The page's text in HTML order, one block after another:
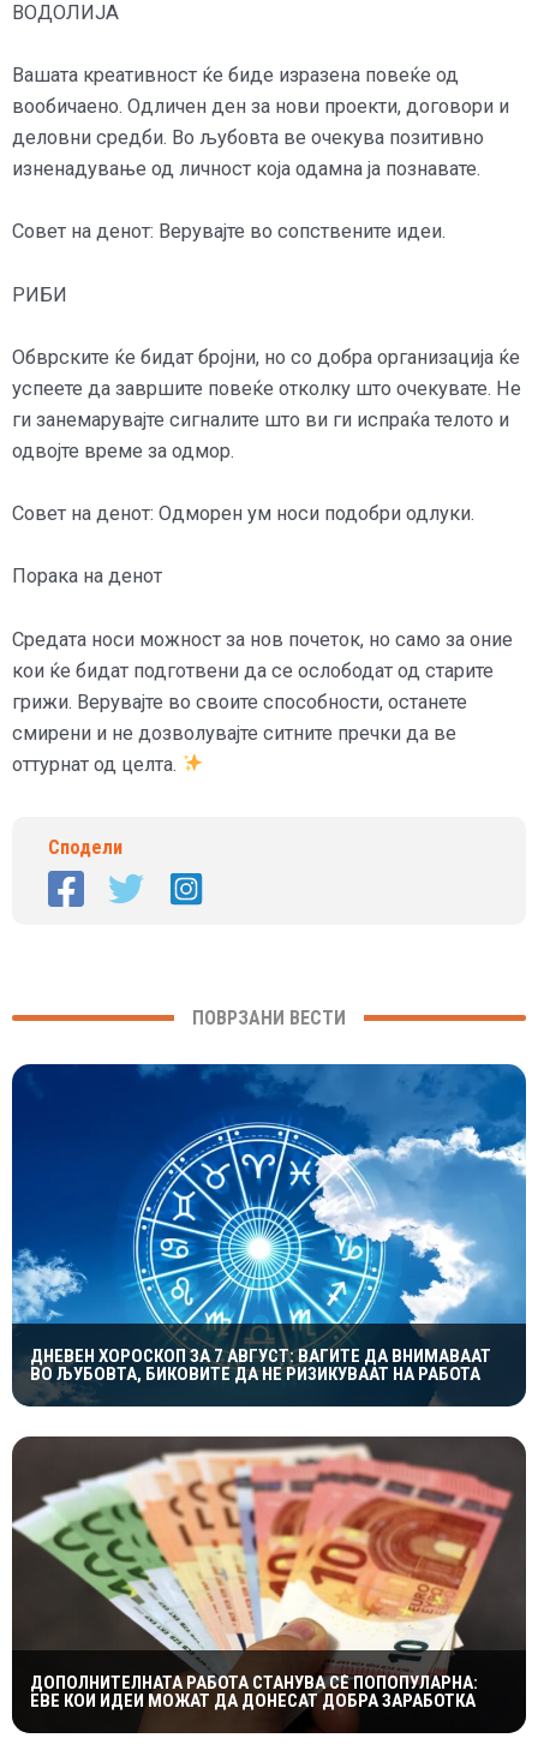
ВОДОЛИЈА
Вашата креативност ќе биде изразена повеќе од
вообичаено. Одличен ден за нови проекти, договори и
деловни средби. Во љубовта ве очекува позитивно
изненадување од личност која одамна ја познавате.
Совет на денот: Верувајте во сопствените идеи.
РИБИ
Обврските ќе бидат бројни, но со добра организација ќе
успеете да завршите повеќе отколку што очекувате. Не
ги занемарувајте сигналите што ви ги испраќа телото и
одвојте време за одмор.
Совет на денот: Одморен ум носи подобри одлуки.
Порака на денот
Средата носи можност за нов почеток, но само за оние
кои ќе бидат подготвени да се ослободат од старите
грижи. Верувајте во своите способности, останете
смирени и не дозволувајте ситните пречки да ве
оттурнат од целта.
Сподели
ПОВРЗАНИ ВЕСТИ
ДНЕВЕН ХОРОСКОП ЗА 7 АВГУСТ: ВАГИТЕ ДА ВНИМАВААТ
ВО ЉУБОВТА, БИКОВИТЕ ДА НЕ РИЗИКУВААТ НА РАБОТА
ДОПОЛНИТЕЛНАТА РАБОТА СТАНУВА СÈ ПОПОПУЛАРНА:
ЕВЕ КОИ ИДЕИ МОЖАТ ДА ДОНЕСАТ ДОБРА ЗАРАБОТКА